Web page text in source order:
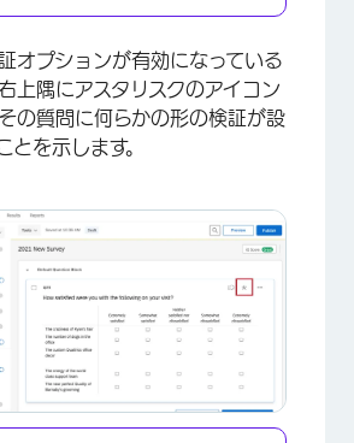
オプションが有効になっている
上隅にアスタリスクのアイコン
の質問に何らかの形の検証が設
とを示します。